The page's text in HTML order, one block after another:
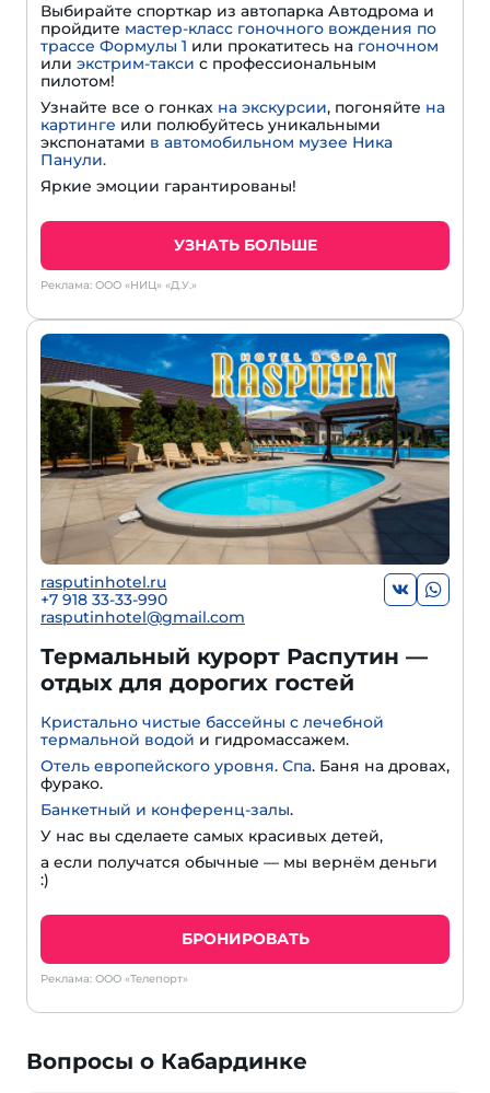
Выбирайте спорткар из автопарка Автодрома и
пройдите мастер-класс гоночного вождения по
трассе Формулы 1 или прокатитесь на гоночном
или экстрим-такси с профессиональным
пилотом!
Узнайте все о гонках на экскурсии, погоняйте на
картинге или полюбуйтесь уникальными
экспонатами в автомобильном музее Ника
Панули.
Яркие эмоции гарантированы!
УЗНАТЬ БОЛЬШЕ
Реклама: ООО «НИЦ» «Д.У.»
rasputinhotel.ru
+7 918 33-33-990
rasputinhotel@gmail.com
Термальный курорт Распутин —
отдых для дорогих гостей
Кристально чистые бассейны с лечебной
термальной водой и гидромассажем.
Отель европейского уровня. Спа. Баня на дровах,
фурако.
Банкетный и конференц-залы.
У нас вы сделаете самых красивых детей,
а если получатся обычные — мы вернём деньги
:)
БРОНИРОВАТЬ
Реклама: ООО «Телепорт»
Вопросы о Кабардинке